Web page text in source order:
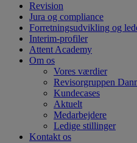
Revision
Jura og compliance
Forretningsudvikling og
Interim-profiler
Attent Academy
Om os
Vores værdier
Revisorgruppen
Kundecases
Aktuelt
Medarbejdere
Ledige stillinger
Kontakt os